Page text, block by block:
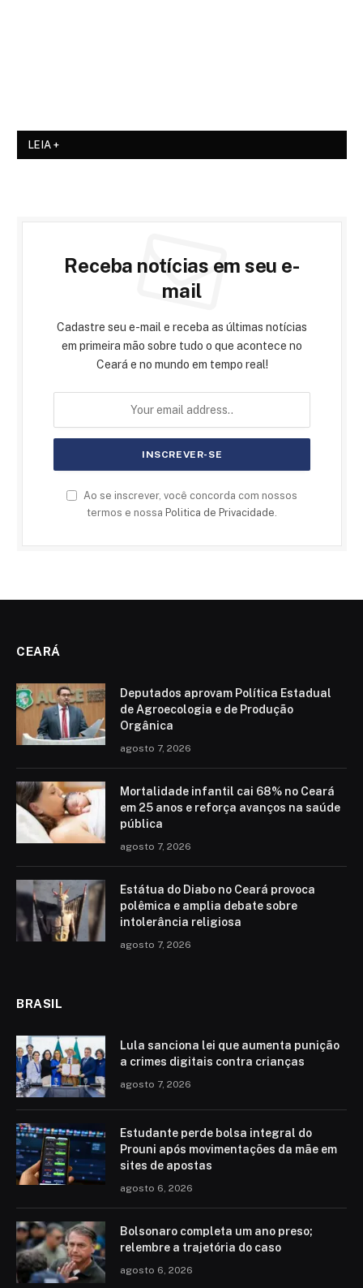
LEIA +
Receba notícias em seu e-
mail
Cadastre seu e-mail e receba as últimas notícias
em primeira mão sobre tudo o que acontece no
Ceará e no mundo em tempo real!
Ao se inscrever, você concorda com nossos
termos e nossa Politica de Privacidade.
CEARÁ
Deputados aprovam Política Estadual
de Agroecologia e de Produção
Orgânica
agosto 7, 2026
Mortalidade infantil cai 68% no Ceará
em 25 anos e reforça avanços na saúde
pública
agosto 7, 2026
Estátua do Diabo no Ceará provoca
polêmica e amplia debate sobre
intolerância religiosa
agosto 7, 2026
BRASIL
Lula sanciona lei que aumenta punição
a crimes digitais contra crianças
agosto 7, 2026
Estudante perde bolsa integral do
Prouni após movimentações da mãe em
sites de apostas
agosto 6, 2026
Bolsonaro completa um ano preso;
relembre a trajetória do caso
agosto 6, 2026